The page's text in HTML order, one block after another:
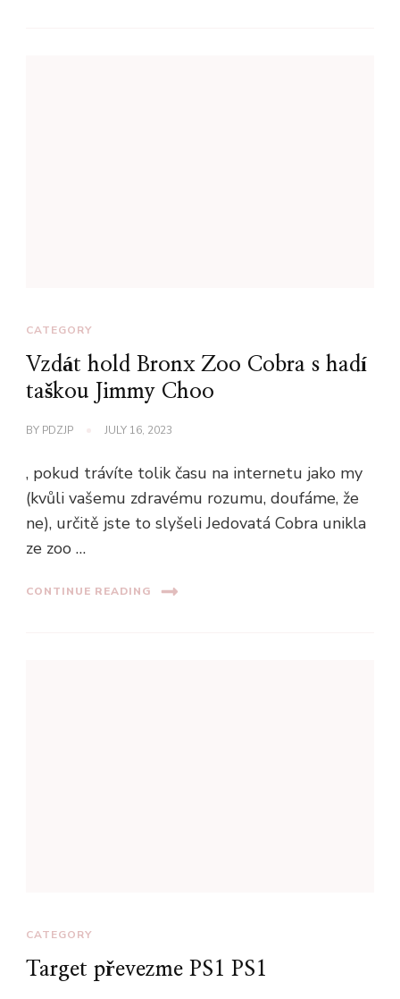
CATEGORY
Vzdát hold Bronx Zoo Cobra s hadí
taškou Jimmy Choo
BY PDZJP JULY 16, 2023
, pokud trávíte tolik času na internetu jako my
(kvůli vašemu zdravému rozumu, doufáme, že
ne), určitě jste to slyšeli Jedovatá Cobra unikla
ze zoo …
CONTINUE READING
CATEGORY
Target převezme PS1 PS1